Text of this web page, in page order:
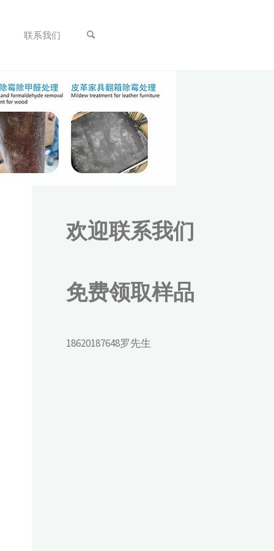
联系我们
欢迎联系我们
免费领取样品
18620187648罗先生